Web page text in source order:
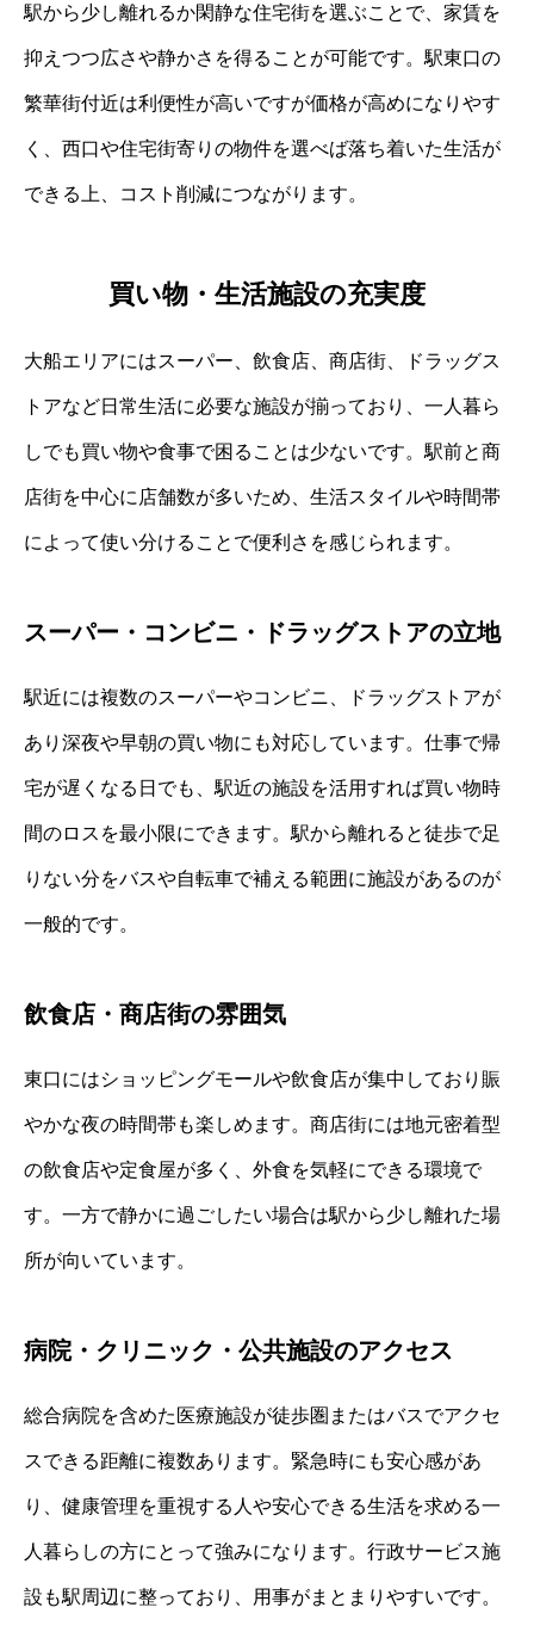
駅から少し離れるか閑静な住宅街を選ぶことで、家賃を
抑えつつ広さや静かさを得ることが可能です。駅東口の
繁華街付近は利便性が高いですが価格が高めになりやす
く、西口や住宅街寄りの物件を選べば落ち着いた生活が
できる上、コスト削減につながります。
買い物・生活施設の充実度
大船エリアにはスーパー、飲食店、商店街、ドラッグス
トアなど日常生活に必要な施設が揃っており、一人暮ら
しでも買い物や食事で困ることは少ないです。駅前と商
店街を中心に店舗数が多いため、生活スタイルや時間帯
によって使い分けることで便利さを感じられます。
スーパー・コンビニ・ドラッグストアの立地
駅近には複数のスーパーやコンビニ、ドラッグストアが
あり深夜や早朝の買い物にも対応しています。仕事で帰
宅が遅くなる日でも、駅近の施設を活用すれば買い物時
間のロスを最小限にできます。駅から離れると徒歩で足
りない分をバスや自転車で補える範囲に施設があるのが
一般的です。
飲食店・商店街の雰囲気
東口にはショッピングモールや飲食店が集中しており賑
やかな夜の時間帯も楽しめます。商店街には地元密着型
の飲食店や定食屋が多く、外食を気軽にできる環境で
す。一方で静かに過ごしたい場合は駅から少し離れた場
所が向いています。
病院・クリニック・公共施設のアクセス
総合病院を含めた医療施設が徒歩圏またはバスでアクセ
スできる距離に複数あります。緊急時にも安心感があ
り、健康管理を重視する人や安心できる生活を求める一
人暮らしの方にとって強みになります。行政サービス施
設も駅周辺に整っており、用事がまとまりやすいです。